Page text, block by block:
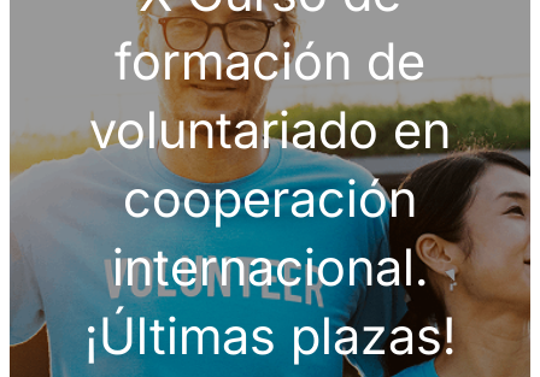
formación de
voluntariado en
cooperación
internacional.
¡Últimas plazas!